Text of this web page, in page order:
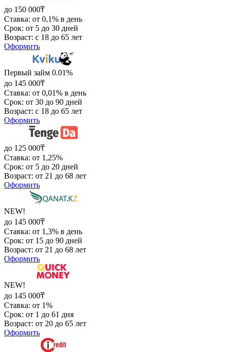
до 150 000₸
Ставка: от 0,1% в день
Срок: от 5 до 30 дней
Возраст: с 18 до 65 лет
Оформить
Первый займ 0.01%
до 145 000₸
Ставка: от 0,01% в день
Срок: от 30 до 90 дней
Возраст: с 18 до 65 лет
Оформить
до 125 000₸
Ставка: от 1,25%
Срок: от 5 до 20 дней
Возраст: от 21 до 68 лет
Оформить
NEW!
до 145 000₸
Ставка: от 1,3% в день
Срок: от 15 до 90 дней
Возраст: от 21 до 68 лет
Оформить
NEW!
до 145 000₸
Ставка: от 1%
Срок: от 1 до 61 дня
Возраст: от 20 до 65 лет
Оформить